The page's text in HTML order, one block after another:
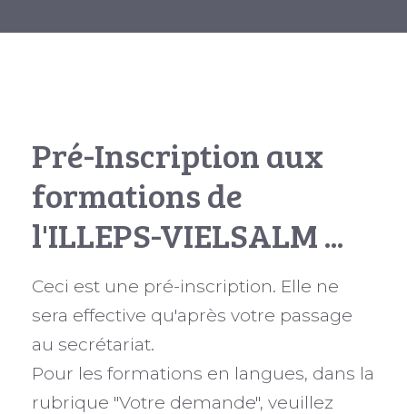
Pré-Inscription aux
formations de
l'ILLEPS-VIELSALM ...
Ceci est une pré-inscription. Elle ne
sera effective qu'après votre passage
au secrétariat.
Pour les formations en langues, dans la
rubrique "Votre demande", veuillez